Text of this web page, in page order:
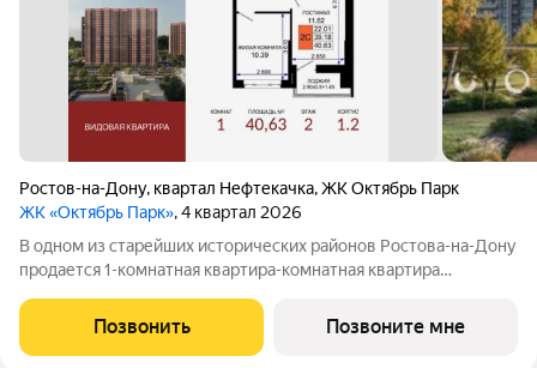
Ростов-на-Дону, квартал Нефтекачка,ЖК Октябрь Парк
ЖК «Октябрь Парк», 4 квартал 2026
В одном из старейших исторических районов Ростова-на-Дону
продается 1-комнатная квартира-комнатная квартира
Квартира находится в новом жилом комплексе комфорт-
класса «Октябрь Парк» от девелопера
Позвонить Позвоните мне